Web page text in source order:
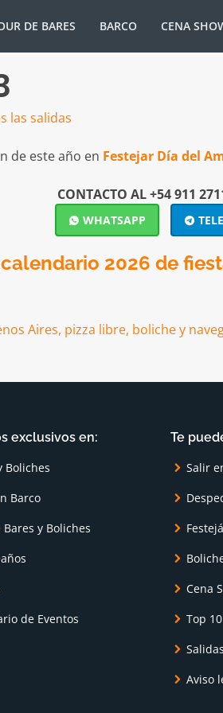
DE BARES BARCO CENA
de este año en Festejar Día del
CONTACTO AL +54 911
WHATSAPP
2026 de
exclusivos en:
Boliches
Barco
y Boliches
de Eventos
Te
Salir
Cena
Top
Aviso